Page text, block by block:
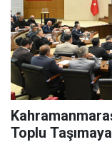
Toplu